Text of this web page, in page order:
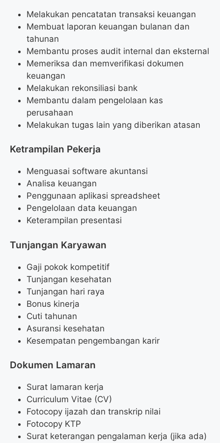
Melakukan pencatatan transaksi keuangan
Membuat laporan keuangan bulanan dan
tahunan
Membantu proses audit internal dan eksternal
Memeriksa dan memverifikasi dokumen
keuangan
Melakukan rekonsiliasi bank
Membantu dalam pengelolaan kas
perusahaan
Melakukan tugas lain yang diberikan atasan
Ketrampilan Pekerja
Menguasai software akuntansi
Analisa keuangan
Penggunaan aplikasi spreadsheet
Pengelolaan data keuangan
Keterampilan presentasi
Tunjangan Karyawan
Gaji pokok kompetitif
Tunjangan kesehatan
Tunjangan hari raya
Bonus kinerja
Cuti tahunan
Asuransi kesehatan
Kesempatan pengembangan karir
Dokumen Lamaran
Surat lamaran kerja
Curriculum Vitae (CV)
Fotocopy ijazah dan transkrip nilai
Fotocopy KTP
Surat keterangan pengalaman kerja (jika ada)